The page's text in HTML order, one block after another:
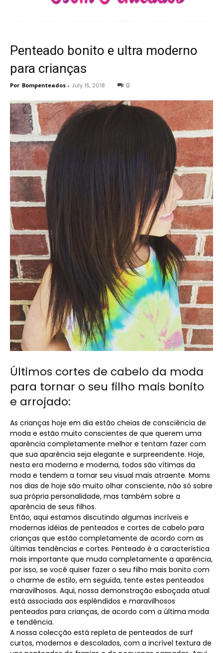
Penteado bonito e ultra moderno
para crianças
Por Bompenteados - July 15, 2018 0
Últimos cortes de cabelo da moda
para tornar o seu filho mais bonito
e arrojado:
As crianças hoje em dia estão cheias de consciência de
moda e estão muito conscientes de que querem uma
aparência completamente melhor e tentam fazer com
que sua aparência seja elegante e surpreendente. Hoje,
nesta era moderna e moderna, todos são vítimas da
moda e tendem a tornar seu visual mais atraente. Moms
nos dias de hoje são muito olhar consciente, não só sobre
sua própria personalidade, mas também sobre a
aparência de seus filhos.
Então, aqui estamos discutindo algumas incríveis e
modernas idéias de penteados e cortes de cabelo para
crianças que estão completamente de acordo com as
últimas tendências e cortes. Penteado é a característica
mais importante que muda completamente a aparência,
por isso, se você quiser fazer o seu filho mais bonito com
o charme de estilo, em seguida, tente estes penteados
maravilhosos. Aqui, nossa demonstração esboçada atual
está associada aos esplêndidos e maravilhosos
penteados para crianças, de acordo com a última moda
e tendência.
A nossa colecção está repleta de penteados de surf
curtos, modernos e descolados, com a incrível textura de